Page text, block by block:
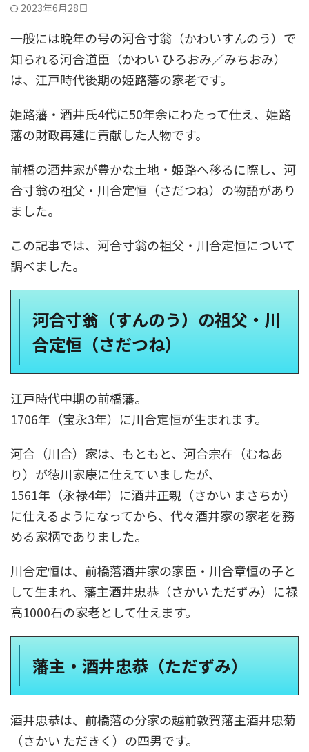
2023年6月28日
一般には晩年の号の河合寸翁（かわいすんのう）で
知られる河合道臣（かわい ひろおみ／みちおみ）
は、江戸時代後期の姫路藩の家老です。
姫路藩・酒井氏4代に50年余にわたって仕え、姫路
藩の財政再建に貢献した人物です。
前橋の酒井家が豊かな土地・姫路へ移るに際し、河
合寸翁の祖父・川合定恒（さだつね）の物語があり
ました。
この記事では、河合寸翁の祖父・川合定恒について
調べました。
河合寸翁（すんのう）の祖父・川
合定恒（さだつね）
江戸時代中期の前橋藩。
1706年（宝永3年）に川合定恒が生まれます。
河合（川合）家は、もともと、河合宗在（むねあ
り）が徳川家康に仕えていましたが、
1561年（永禄4年）に酒井正親（さかい まさちか）
に仕えるようになってから、代々酒井家の家老を務
める家柄でありました。
川合定恒は、前橋藩酒井家の家臣・川合章恒の子と
して生まれ、藩主酒井忠恭（さかい ただずみ）に禄
高1000石の家老として仕えます。
藩主・酒井忠恭（ただずみ）
酒井忠恭は、前橋藩の分家の越前敦賀藩主酒井忠菊
（さかい ただきく）の四男です。